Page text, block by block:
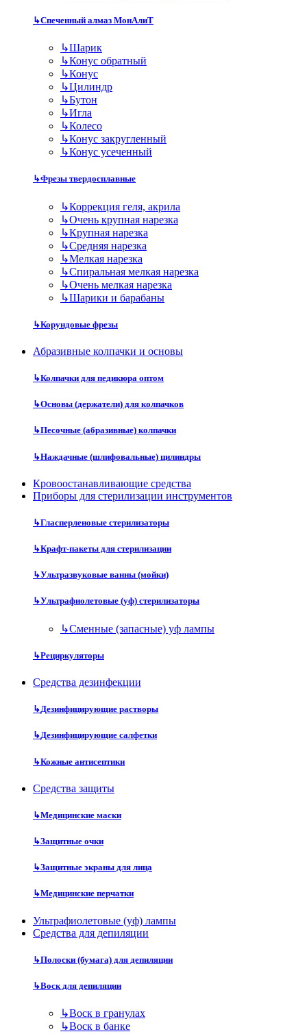
↳Спеченный алмаз МонАлиТ
↳Шарик
↳Конус обратный
↳Конус
↳Цилиндр
↳Бутон
↳Игла
↳Колесо
↳Конус закругленный
↳Конус усеченный
↳Фрезы твердосплавные
↳Коррекция геля, акрила
↳Очень крупная нарезка
↳Крупная нарезка
↳Средняя нарезка
↳Мелкая нарезка
↳Спиральная мелкая нарезка
↳Очень мелкая нарезка
↳Шарики и барабаны
↳Корундовые фрезы
Абразивные колпачки и основы
↳Колпачки для педикюра оптом
↳Основы (держатели) для колпачков
↳Песочные (абразивные) колпачки
↳Наждачные (шлифовальные) цилиндры
Кровоостанавливающие средства
Приборы для стерилизации инструментов
↳Гласперленовые стерилизаторы
↳Крафт-пакеты для стерилизации
↳Ультразвуковые ванны (мойки)
↳Ультрафиолетовые (уф) стерилизаторы
↳Сменные (запасные) уф лампы
↳Рециркуляторы
Средства дезинфекции
↳Дезинфицирующие растворы
↳Дезинфицирующие салфетки
↳Кожные антисептики
Средства защиты
↳Медицинские маски
↳Защитные очки
↳Защитные экраны для лица
↳Медицинские перчатки
Ультрафиолетовые (уф) лампы
Средства для депиляции
↳Полоски (бумага) для депиляции
↳Воск для депиляции
↳Воск в гранулах
↳Воск в банке